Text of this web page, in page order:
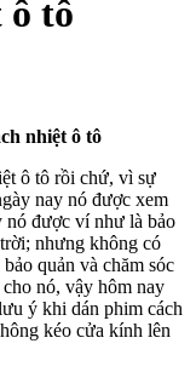
ô tô
nhiệt ô tô
ô tô rồi chứ, vì sự
nay nó được xem
nó được ví như là bảo
nhưng không có
quản và chăm sóc
nó, vậy hôm nay
ý khi dán phim cách
kéo cửa kính lên